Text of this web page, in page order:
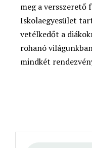
meg a versszerető
Iskolaegyesület
vetélkedőt a
rohanó
mindkét